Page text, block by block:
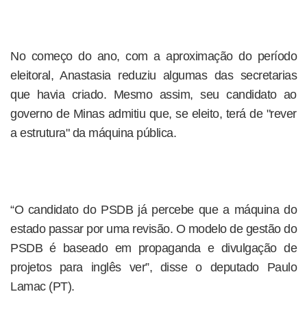
No começo do ano, com a aproximação do período
eleitoral, Anastasia reduziu algumas das secretarias
que havia criado. Mesmo assim, seu candidato ao
governo de Minas admitiu que, se eleito, terá de "rever
a estrutura" da máquina pública.
“O candidato do PSDB já percebe que a máquina do
estado passar por uma revisão. O modelo de gestão do
PSDB é baseado em propaganda e divulgação de
projetos para inglês ver”, disse o deputado Paulo
Lamac (PT).